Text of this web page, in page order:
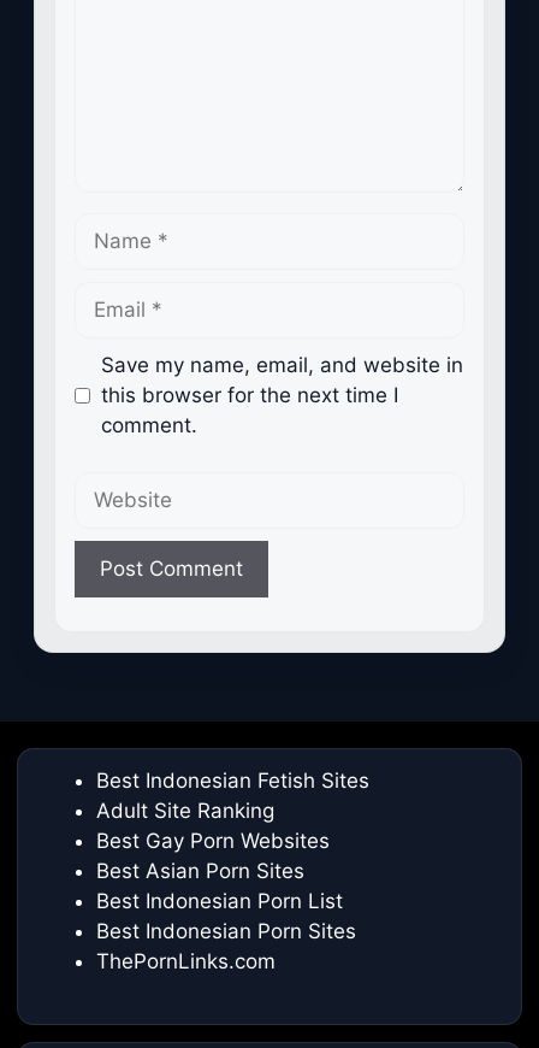
Name
Email
Save my name, email, and website in
this browser for the next time I
comment.
Best Indonesian Fetish Sites
Adult Site Ranking
Best Gay Porn Websites
Best Asian Porn Sites
Best Indonesian Porn List
Best Indonesian Porn Sites
ThePornLinks.com